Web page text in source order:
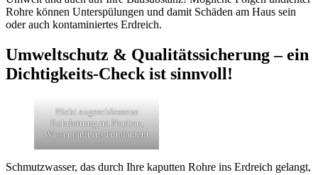
Rohre können Unterspülungen und damit Schäden am Haus sein
oder auch kontaminiertes Erdreich.
Umweltschutz & Qualitätssicherung – ein
Dichtigkeits-Check ist sinnvoll!
Nicht angeschlossene
Rohrleitung im Neubau,
Wasser läuft ins Fundament
Schmutzwasser, das durch Ihre kaputten Rohre ins Erdreich gelangt,